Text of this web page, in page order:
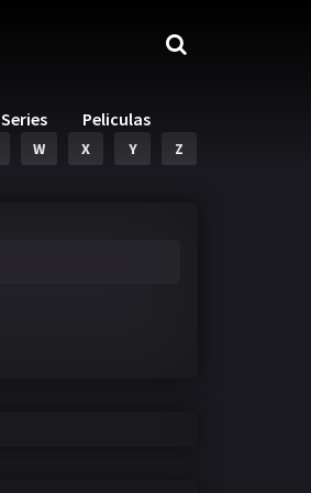
Series Peliculas
W X Y Z